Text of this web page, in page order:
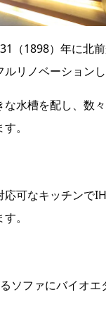
（1898）年に北
リノベーション
な水槽を配し、数
。
可なキッチンで
。
ソファにバイオ